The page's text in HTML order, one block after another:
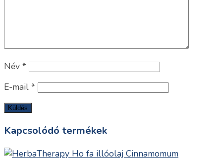
Név *
E-mail *
Kapcsolódó termékek